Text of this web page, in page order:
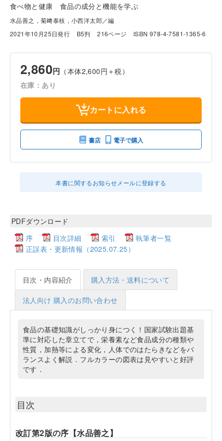
食べ物と健康 食品の成分と機能を学ぶ
水品善之，菊﨑泰枝，小西洋太郎／編
2021年10月25日発行
B5判 216ページ ISBN 978-4-7581-1365-6
2,860円 （本体2,600円＋税）
在庫：あり
カートに入れる
書店 電子で購入
本書に関するお知らせメールに登録する
PDFダウンロード
序
目次詳細 索引
執筆者一覧
正誤表・更新情報（2025.07.25）
目次・内容紹介 購入方法・送料について
法人向け 購入のお問い合わせ
食品の基礎知識がしっかり身につく！国家試験出題基
準に対応した章立てで，栄養素など食品成分の種類や
性質，加熱等による変化，人体でのはたらきなどをバ
ランスよく解説．フルカラーの図表は見やすいと好評
です．
目次
改訂第2版の序【水品善之】